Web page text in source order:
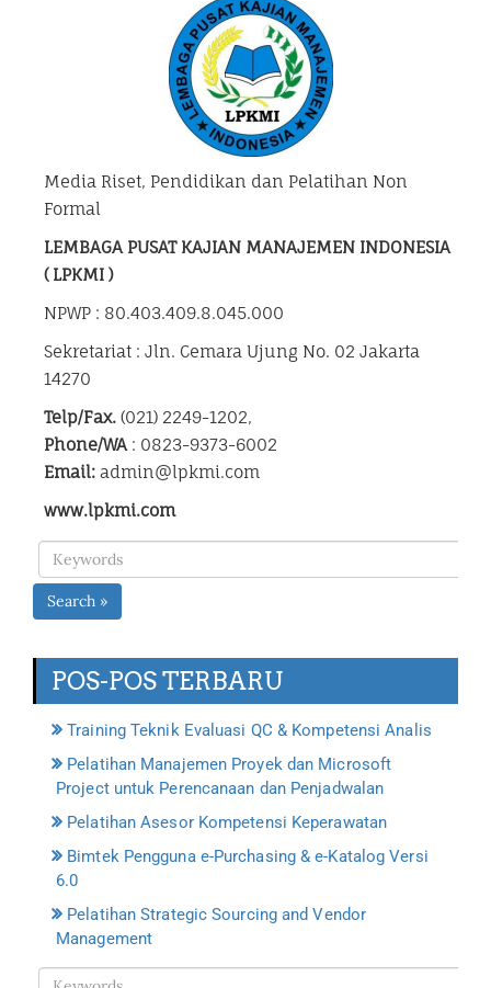
Media Riset, Pendidikan dan Pelatihan Non
Formal
LEMBAGA PUSAT KAJIAN MANAJEMEN INDONESIA
( LPKMI )
NPWP : 80.403.409.8.045.000
Sekretariat : Jln. Cemara Ujung No. 02 Jakarta
14270
Telp/Fax. (021) 2249-1202,
Phone/WA: 0823-9373-6002
Email: admin@lpkmi.com
www.lpkmi.com
Search »
POS-POS TERBARU
Training Teknik Evaluasi QC & Kompetensi Analis
Pelatihan Manajemen Proyek dan Microsoft
Project untuk Perencanaan dan Penjadwalan
Pelatihan Asesor Kompetensi Keperawatan
Bimtek Pengguna e-Purchasing & e-Katalog Versi
6.0
Pelatihan Strategic Sourcing and Vendor
Management